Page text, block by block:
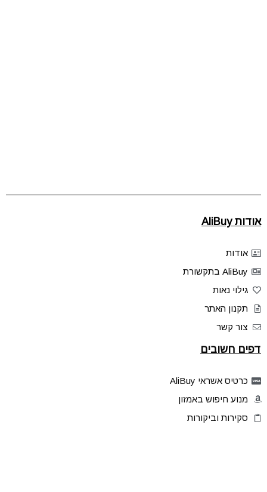
אודות AliBuy
אודות
AliBuy בתקשורת
גילוי נאות
תקנון האתר
צור קשר
דפים חשובים
כרטיס אשראי AliBuy
מנוע חיפוש באמזון
סקירות וביקורות